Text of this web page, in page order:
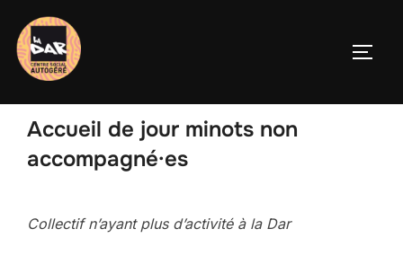
contenu
Accueil de jour minots non
accompagné·es
Collectif n’ayant plus d’activité à la Dar